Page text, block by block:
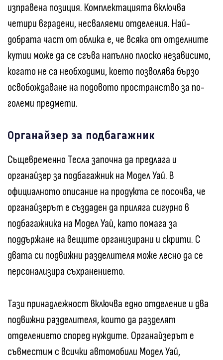
изправена позиция. Комплектацията включва
четири вградени, несваляеми отделения. Най-
добрата част от облика е, че всяка от отделните
кутии може да се сгъва напълно плоско независимо,
когато не са необходими, което позволява бързо
освобождаване на подовото пространство за по-
големи предмети.
Органайзер за подбагажник
Същевременно Тесла започна да предлага и
органайзер за подбагажник на Модел Уай. В
официалното описание на продукта се посочва, че
органайзерът е създаден да приляга сигурно в
подбагажника на Модел Уай, като помага за
поддържане на вещите организирани и скрити. С
двата си подвижни разделителя може лесно да се
персонализира съхранението.
Тази принадлежност включва едно отделение и два
подвижни разделителя, които да разделят
отделението според нуждите. Органайзерът е
съвместим с всички автомобили Модел Уай,